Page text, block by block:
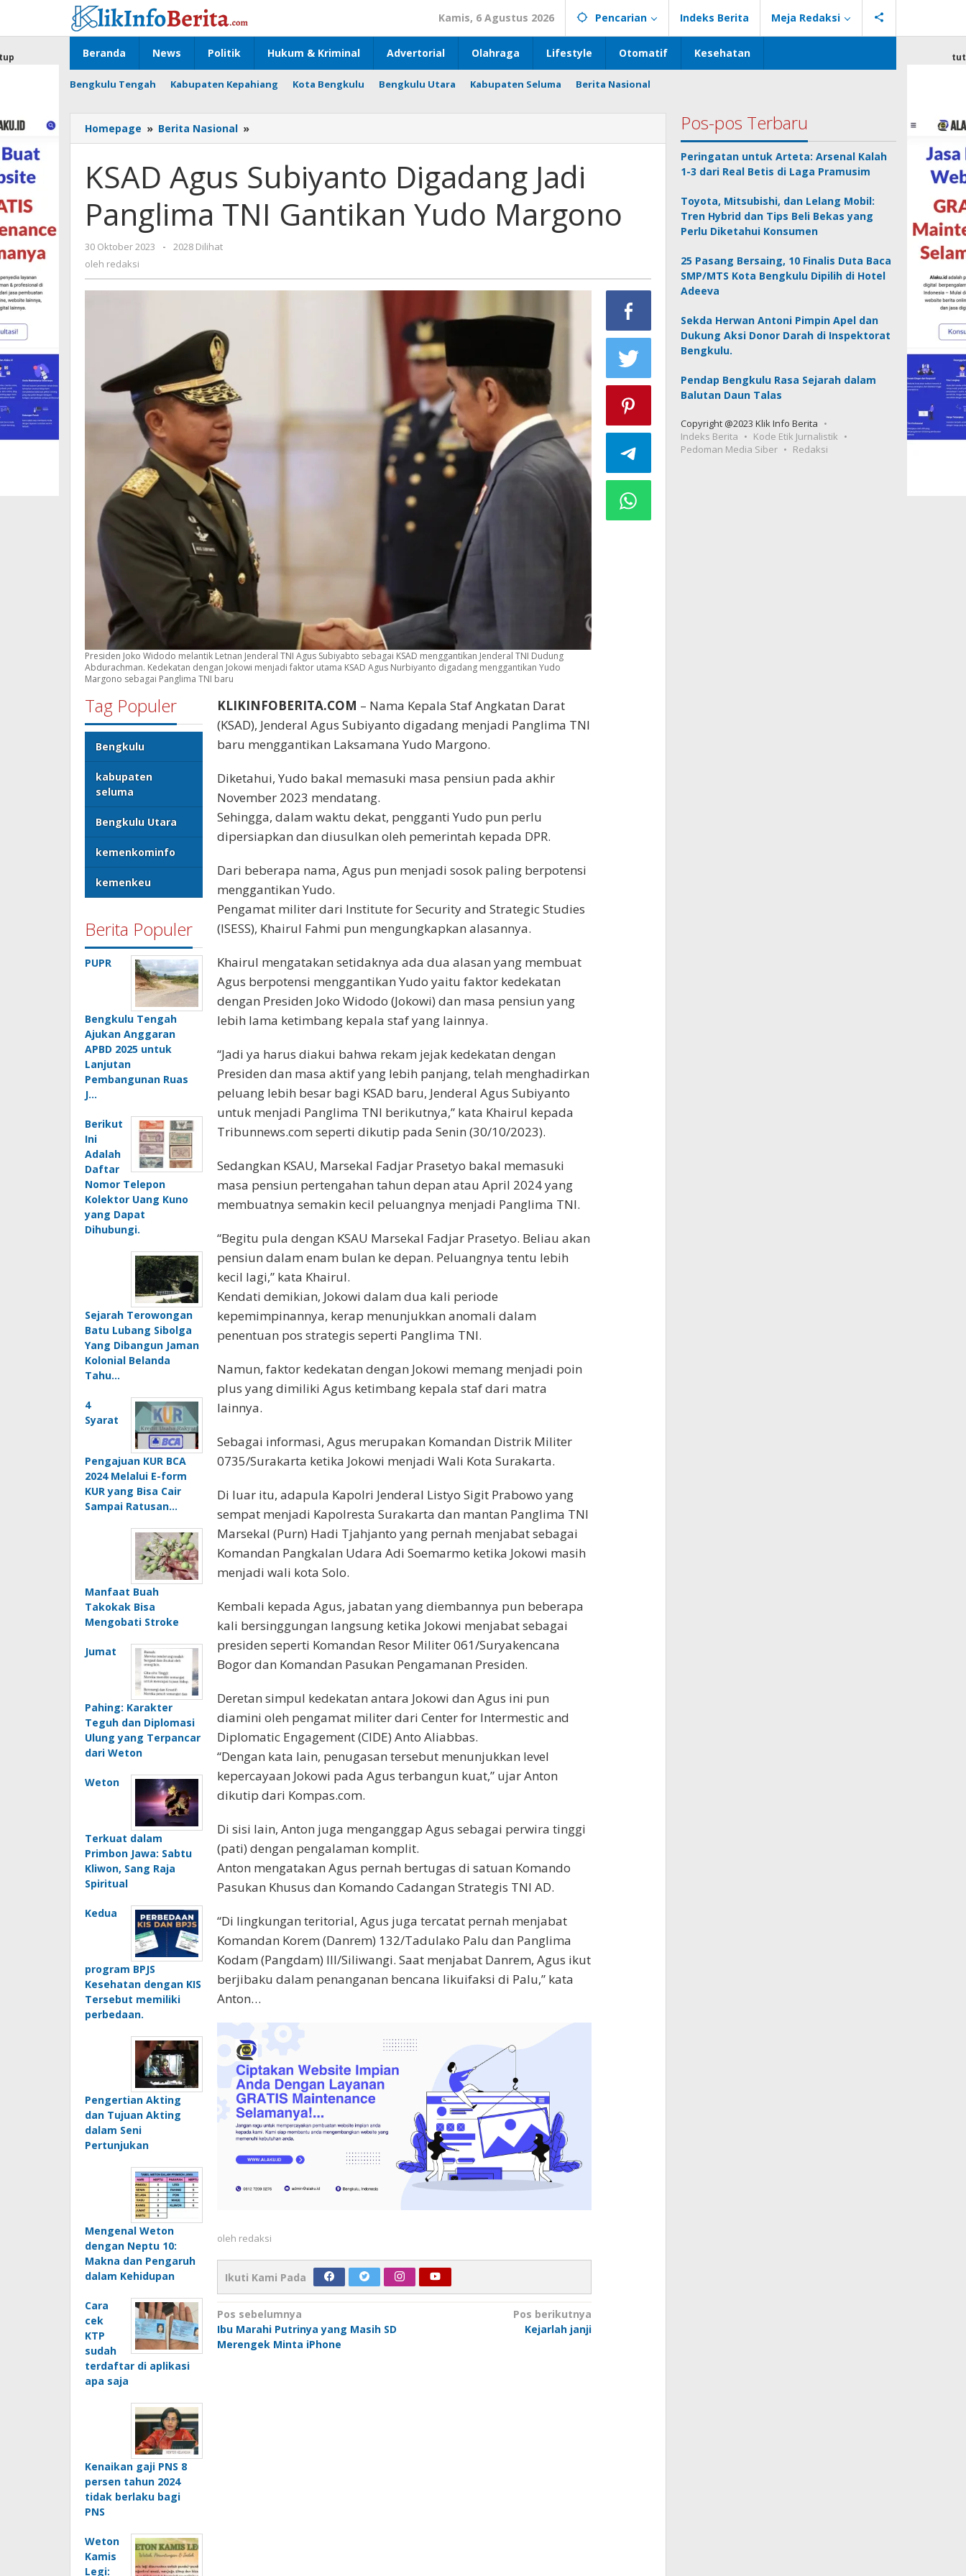
konten
Kamis, 6 Agustus 2026 Pencarian Indeks Berita Meja Redaksi
Beranda News Politik Hukum & Kriminal Advertorial Olahraga Lifestyle Otomatif Kesehatan
Bengkulu Tengah Kabupaten Kepahiang Kota Bengkulu Bengkulu Utara Kabupaten Seluma Berita Nasional
Homepage » Berita Nasional »
Agus
Digadang
Jadi
Panglima
TNI
KSAD Agus Subiyanto Digadang Jadi
Panglima TNI Gantikan Yudo Margono
30 Oktober 2023
oleh
-
2028 Dilihat
oleh redaksi
Presiden Joko Widodo melantik Letnan Jenderal TNI Agus Subiyabto sebagai KSAD menggantikan Jenderal TNI Dudung
Abdurachman. Kedekatan dengan Jokowi menjadi faktor utama KSAD Agus Nurbiyanto digadang menggantikan Yudo
Margono sebagai Panglima TNI baru
Tag Populer
Bengkulu
kabupaten
seluma
Bengkulu Utara
kemenkominfo
kemenkeu
Berita Populer
PUPR
Bengkulu Tengah
Ajukan Anggaran
APBD 2025 untuk
Lanjutan
Pembangunan Ruas
J…
Berikut
Ini
Adalah
Daftar
Nomor Telepon
Kolektor Uang Kuno
yang Dapat
Dihubungi.
Sejarah Terowongan
Batu Lubang Sibolga
Yang Dibangun Jaman
Kolonial Belanda
Tahu…
4
Syarat
Pengajuan KUR BCA
2024 Melalui E-form
KUR yang Bisa Cair
Sampai Ratusan…
Manfaat Buah
Takokak Bisa
Mengobati Stroke
Jumat
Pahing: Karakter
Teguh dan Diplomasi
Ulung yang Terpancar
dari Weton
Weton
Terkuat dalam
Primbon Jawa: Sabtu
Kliwon, Sang Raja
Spiritual
Kedua
program BPJS
Kesehatan dengan KIS
Tersebut memiliki
perbedaan.
Pengertian Akting
dan Tujuan Akting
dalam Seni
Pertunjukan
Mengenal Weton
dengan Neptu 10:
Makna dan Pengaruh
dalam Kehidupan
Cara
cek
KTP
sudah
terdaftar di aplikasi
apa saja
Kenaikan gaji PNS 8
persen tahun 2024
tidak berlaku bagi
PNS
Weton
Kamis
Legi:
KLIKINFOBERITA.COM – Nama Kepala Staf Angkatan Darat
(KSAD), Jenderal Agus Subiyanto digadang menjadi Panglima TNI
baru menggantikan Laksamana Yudo Margono.
Diketahui, Yudo bakal memasuki masa pensiun pada akhir
November 2023 mendatang.
Sehingga, dalam waktu dekat, pengganti Yudo pun perlu
dipersiapkan dan diusulkan oleh pemerintah kepada DPR.
Dari beberapa nama, Agus pun menjadi sosok paling berpotensi
menggantikan Yudo.
Pengamat militer dari Institute for Security and Strategic Studies
(ISESS), Khairul Fahmi pun mengungkapkan alasannya.
Khairul mengatakan setidaknya ada dua alasan yang membuat
Agus berpotensi menggantikan Yudo yaitu faktor kedekatan
dengan Presiden Joko Widodo (Jokowi) dan masa pensiun yang
lebih lama ketimbang kepala staf yang lainnya.
“Jadi ya harus diakui bahwa rekam jejak kedekatan dengan
Presiden dan masa aktif yang lebih panjang, telah menghadirkan
peluang lebih besar bagi KSAD baru, Jenderal Agus Subiyanto
untuk menjadi Panglima TNI berikutnya,” kata Khairul kepada
Tribunnews.com seperti dikutip pada Senin (30/10/2023).
Sedangkan KSAU, Marsekal Fadjar Prasetyo bakal memasuki
masa pensiun pertengahan tahun depan atau April 2024 yang
membuatnya semakin kecil peluangnya menjadi Panglima TNI.
“Begitu pula dengan KSAU Marsekal Fadjar Prasetyo. Beliau akan
pensiun dalam enam bulan ke depan. Peluangnya tentu lebih
kecil lagi,” kata Khairul.
Kendati demikian, Jokowi dalam dua kali periode
kepemimpinannya, kerap menunjukkan anomali dalam
penentuan pos strategis seperti Panglima TNI.
Namun, faktor kedekatan dengan Jokowi memang menjadi poin
plus yang dimiliki Agus ketimbang kepala staf dari matra
lainnya.
Sebagai informasi, Agus merupakan Komandan Distrik Militer
0735/Surakarta ketika Jokowi menjadi Wali Kota Surakarta.
Di luar itu, adapula Kapolri Jenderal Listyo Sigit Prabowo yang
sempat menjadi Kapolresta Surakarta dan mantan Panglima TNI
Marsekal (Purn) Hadi Tjahjanto yang pernah menjabat sebagai
Komandan Pangkalan Udara Adi Soemarmo ketika Jokowi masih
menjadi wali kota Solo.
Kembali kepada Agus, jabatan yang diembannya pun beberapa
kali bersinggungan langsung ketika Jokowi menjabat sebagai
presiden seperti Komandan Resor Militer 061/Suryakencana
Bogor dan Komandan Pasukan Pengamanan Presiden.
Deretan simpul kedekatan antara Jokowi dan Agus ini pun
diamini oleh pengamat militer dari Center for Intermestic and
Diplomatic Engagement (CIDE) Anto Aliabbas.
“Dengan kata lain, penugasan tersebut menunjukkan level
kepercayaan Jokowi pada Agus terbangun kuat,” ujar Anton
dikutip dari Kompas.com.
Di sisi lain, Anton juga menganggap Agus sebagai perwira tinggi
(pati) dengan pengalaman komplit.
Anton mengatakan Agus pernah bertugas di satuan Komando
Pasukan Khusus dan Komando Cadangan Strategis TNI AD.
“Di lingkungan teritorial, Agus juga tercatat pernah menjabat
Komandan Korem (Danrem) 132/Tadulako Palu dan Panglima
Kodam (Pangdam) III/Siliwangi. Saat menjabat Danrem, Agus ikut
berjibaku dalam penanganan bencana likuifaksi di Palu,” kata
Anton…
oleh redaksi
Ikuti Kami Pada
Navigasi
pos
Pos sebelumnya
Ibu Marahi Putrinya yang Masih SD
Merengek Minta iPhone
Pos berikutnya
Kejarlah janji
Pos-pos Terbaru
Peringatan untuk Arteta: Arsenal Kalah
1-3 dari Real Betis di Laga Pramusim
Toyota, Mitsubishi, dan Lelang Mobil:
Tren Hybrid dan Tips Beli Bekas yang
Perlu Diketahui Konsumen
25 Pasang Bersaing, 10 Finalis Duta Baca
SMP/MTS Kota Bengkulu Dipilih di Hotel
Adeeva
Sekda Herwan Antoni Pimpin Apel dan
Dukung Aksi Donor Darah di Inspektorat
Bengkulu.
Pendap Bengkulu Rasa Sejarah dalam
Balutan Daun Talas
Copyright @2023 Klik Info Berita
Indeks Berita
Kode Etik Jurnalistik
Pedoman Media Siber
Redaksi